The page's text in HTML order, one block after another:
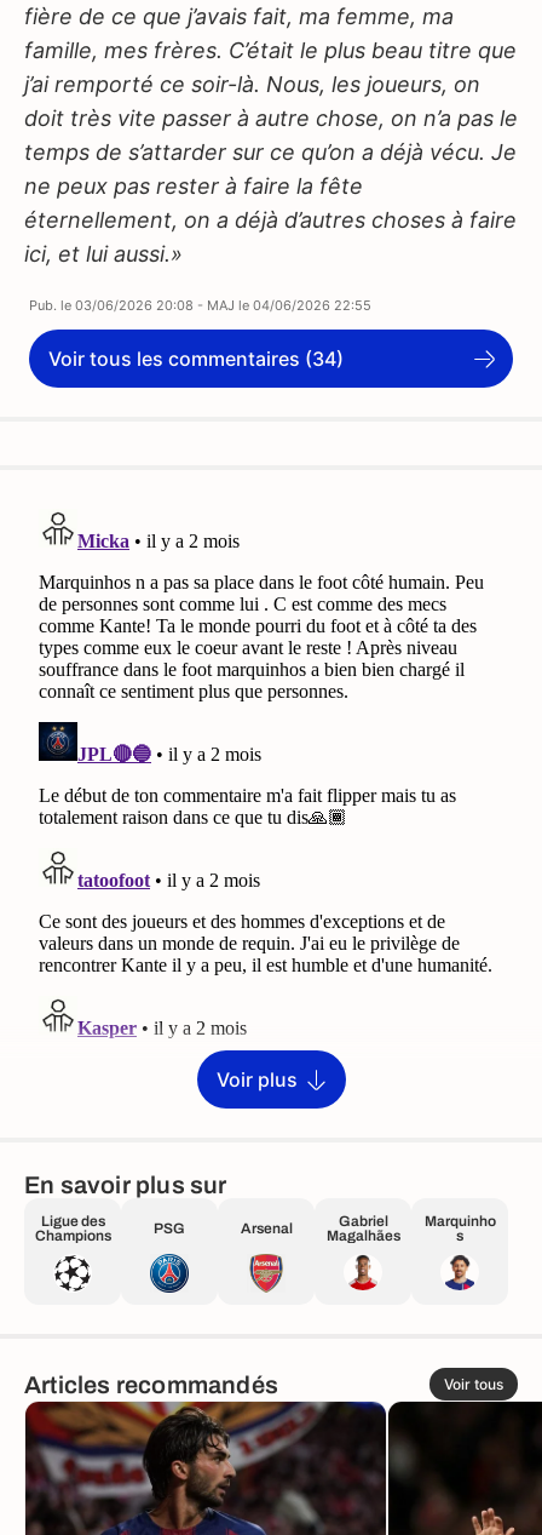
fière de ce que j’avais fait, ma femme, ma
famille, mes frères. C’était le plus beau titre que
j’ai remporté ce soir-là. Nous, les joueurs, on
doit très vite passer à autre chose, on n’a pas le
temps de s’attarder sur ce qu’on a déjà vécu. Je
ne peux pas rester à faire la fête
éternellement, on a déjà d’autres choses à faire
ici, et lui aussi.»
Pub. le 03/06/2026 20:08 - MAJ le 04/06/2026 22:55
Voir tous les commentaires (34)
Voir plus
En savoir plus sur
Ligue des
Champions
PSG Arsenal
Gabriel
Magalhães
Marquinho
s
Articles recommandés Voir tous